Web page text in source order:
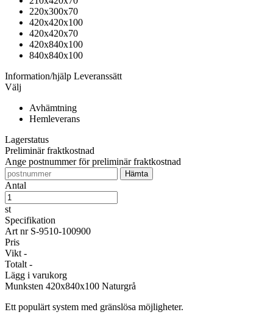
220x300x70
420x420x100
420x420x70
420x840x100
840x840x100
Information/hjälp Leveranssätt
Välj
Avhämtning
Hemleverans
Lagerstatus
Preliminär fraktkostnad
Ange postnummer för preliminär fraktkostnad
Antal
st
Specifikation
Art nr S-9510-100900
Pris
Vikt -
Totalt -
Lägg i varukorg
Munksten 420x840x100 Naturgrå
Ett populärt system med gränslösa möjligheter.